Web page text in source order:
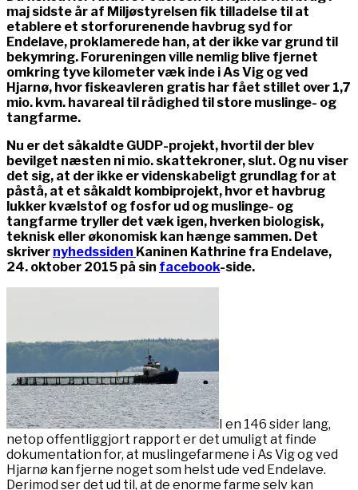
maj sidste år af Miljøstyrelsen fik tilladelse til at
etablere et storforurenende havbrug syd for
Endelave, proklamerede han, at der ikke var grund til
bekymring. Forureningen ville nemlig blive fjernet
omkring tyve kilometer væk inde i As Vig og ved
Hjarnø, hvor fiskeavleren gratis har fået stillet over 1,7
mio. kvm. havareal til rådighed til store muslinge- og
tangfarme.
Nu er det såkaldte GUDP-projekt, hvortil der blev
bevilget næsten ni mio. skattekroner, slut. Og nu viser
det sig, at der ikke er videnskabeligt grundlag for at
påstå, at et såkaldt kombiprojekt, hvor et havbrug
lukker kvælstof og fosfor ud og muslinge- og
tangfarme tryller det væk igen, hverken biologisk,
teknisk eller økonomisk kan hænge sammen. Det
skriver nyhedssiden Kaninen Kathrine fra Endelave,
24. oktober 2015 på sin facebook-side.
I en 146 sider lang,
netop offentliggjort rapport er det umuligt at finde
dokumentation for, at muslingefarmene i As Vig og ved
Hjarnø kan fjerne noget som helst ude ved Endelave.
Derimod ser det ud til, at de enorme farme selv kan